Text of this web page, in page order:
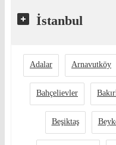
İstanbul
Adalar Arnavutköy
Bahçelievler
Beşiktaş